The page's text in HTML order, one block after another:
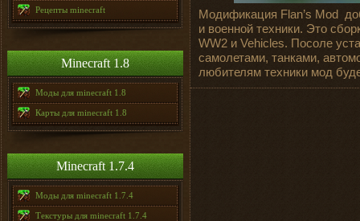
Рецепты minecraft
Minecraft 1.8
Моды для minecraft 1.8
Карты для minecraft 1.8
Minecraft 1.7.4
Моды для minecraft 1.7.4
Текстуры для minecraft 1.7.4
Модификация Flan’s Mod
и военной техники. Это
WW2 и Vehicles. Посоле
самолетами, танками,
любителям техники мод